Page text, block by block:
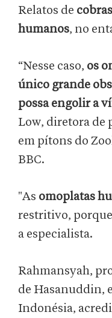
Relatos de
humanos, no
“Nesse caso, os
único grande
possa engolir a
Low, diretora de
em pítons do
BBC.
"As omoplatas
restritivo, porque
a especialista.
Rahmansyah,
de Hasanuddin,
Indonésia,